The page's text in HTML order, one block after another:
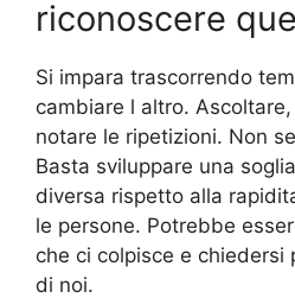
riconoscere
Si impara trascorrendo
cambiare l altro.
notare le ripetizioni. Non
Basta sviluppare una
diversa rispetto alla
le persone. Potrebbe
che ci colpisce e
di noi.